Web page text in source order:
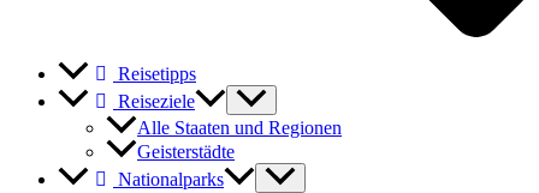
Reisetipps
Reiseziele
Alle Staaten und Regionen
Geisterstädte
Nationalparks